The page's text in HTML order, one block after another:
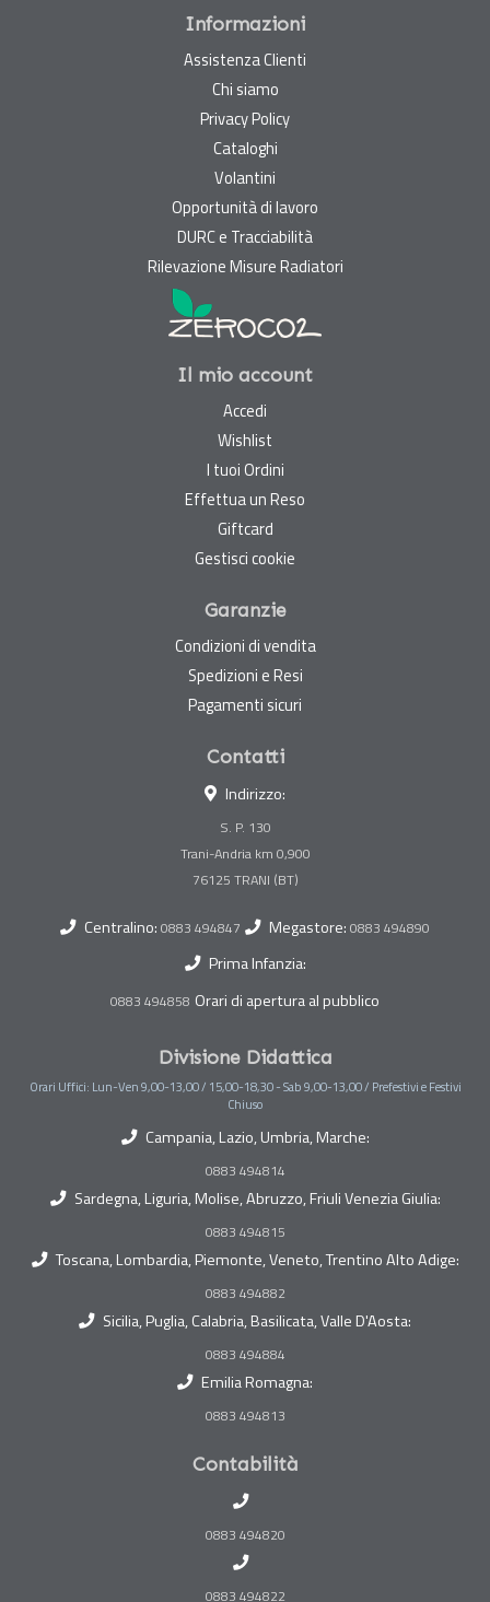
Informazioni
Assistenza Clienti
Chi siamo
Privacy Policy
Cataloghi
Volantini
Opportunità di lavoro
DURC e Tracciabilità
Rilevazione Misure Radiatori
Il mio account
Accedi
Wishlist
I tuoi Ordini
Effettua un Reso
Giftcard
Gestisci cookie
Garanzie
Condizioni di vendita
Spedizioni e Resi
Pagamenti sicuri
Contatti
Indirizzo:
S. P. 130
Trani-Andria km 0,900
Centralino: 0883 494847 Megastore: 0883 494890
Prima Infanzia:
0883 494858 Orari di apertura al pubblico
Divisione Didattica
Orari Uffici: Lun-Ven 9,00-13,00 / 15,00-18,30 - Sab 9,00-13,00 / Prefestivi e Festivi
Chiuso
Campania, Lazio, Umbria, Marche:
0883 494814
Sardegna, Liguria, Molise, Abruzzo, Friuli Venezia Giulia:
0883 494815
Toscana, Lombardia, Piemonte, Veneto, Trentino Alto Adige:
0883 494882
Sicilia, Puglia, Calabria, Basilicata, Valle D'Aosta:
0883 494884
Emilia Romagna:
0883 494813
Contabilità
0883 494820
0883 494822